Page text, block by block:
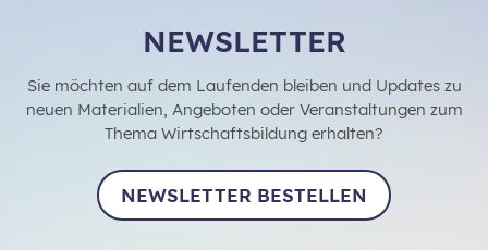
NEWSLETTER
Sie möchten auf dem Laufenden bleiben und Updates zu
neuen Materialien, Angeboten oder Veranstaltungen zum
Thema Wirtschaftsbildung erhalten?
NEWSLETTER BESTELLEN